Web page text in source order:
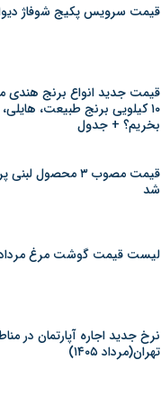
قیمت سرویس پکیج شوفاژ دیواری
۱۰ کیلویی برنج طبیعت،
بخریم؟ + جدول
قیمت مصوب ۳ محصول
شد
لیست قیمت گوشت مرغ مرداد
نرخ جدید اجاره آپارتمان در
تهران(مرداد ۱۴۰۵)